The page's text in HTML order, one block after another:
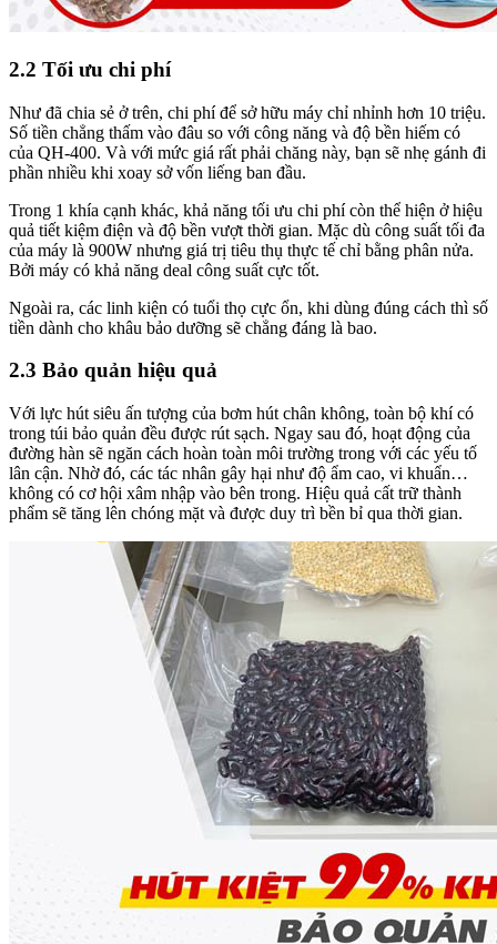
2.2 Tối ưu chi phí
Như đã chia sẻ ở trên, chi phí để sở hữu máy chỉ nhỉnh hơn 10 triệu.
Số tiền chẳng thấm vào đâu so với công năng và độ bền hiếm có
của QH-400. Và với mức giá rất phải chăng này, bạn sẽ nhẹ gánh đi
phần nhiều khi xoay sở vốn liếng ban đầu.
Trong 1 khía cạnh khác, khả năng tối ưu chi phí còn thể hiện ở hiệu
quả tiết kiệm điện và độ bền vượt thời gian. Mặc dù công suất tối đa
của máy là 900W nhưng giá trị tiêu thụ thực tế chỉ bằng phân nửa.
Bởi máy có khả năng deal công suất cực tốt.
Ngoài ra, các linh kiện có tuổi thọ cực ổn, khi dùng đúng cách thì số
tiền dành cho khâu bảo dưỡng sẽ chẳng đáng là bao.
2.3 Bảo quản hiệu quả
Với lực hút siêu ấn tượng của bơm hút chân không, toàn bộ khí có
trong túi bảo quản đều được rút sạch. Ngay sau đó, hoạt động của
đường hàn sẽ ngăn cách hoàn toàn môi trường trong với các yếu tố
lân cận. Nhờ đó, các tác nhân gây hại như độ ẩm cao, vi khuẩn…
không có cơ hội xâm nhập vào bên trong. Hiệu quả cất trữ thành
phẩm sẽ tăng lên chóng mặt và được duy trì bền bỉ qua thời gian.